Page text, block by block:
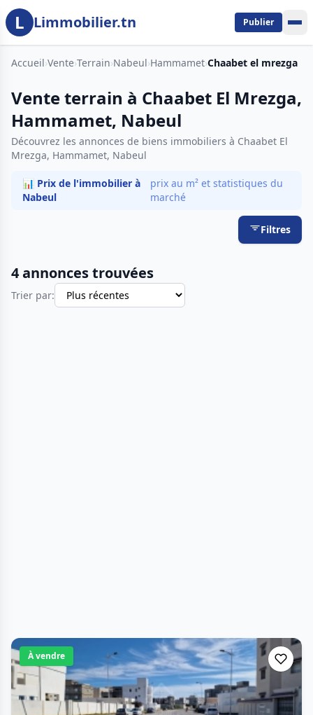
Aller au contenu principal
L Limmobilier.tn Publier
Accueil›Vente›Terrain›Nabeul›Hammamet›Chaabet el mrezga
Vente terrain à Chaabet El Mrezga,
Hammamet, Nabeul
Découvrez les annonces de biens immobiliers à Chaabet El
Mrezga, Hammamet, Nabeul
📊 Prix de l'immobilier à
Nabeul
prix au m² et statistiques du
marché
Filtres
4 annonces trouvées
Trier par:
À vendre